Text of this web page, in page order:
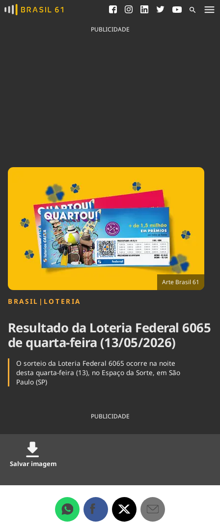
Ver todas as notícias
Saneamento
Indicadores
Agronegócios
Brasil Mineral
Ciência &
Tecnologia
Cinema
Comportamento
Cultura
Economia
Educação
Infraestrutura
Internacional
Meio Ambiente
Podcast
Política
Saúde
Tempo
PUBLICIDADE
Arte Brasil 61
BRASIL | LOTERIA
Resultado da Loteria Federal 6065
de quarta-feira (13/05/2026)
O sorteio da Loteria Federal 6065 ocorre na noite
desta quarta-feira (13), no Espaço da Sorte, em São
Paulo (SP)
PUBLICIDADE
Salvar imagem